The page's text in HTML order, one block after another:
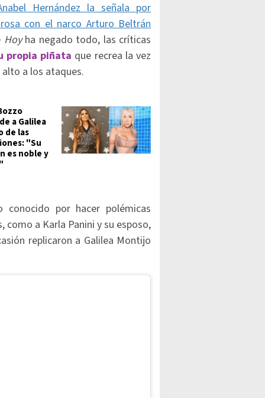
Hernández la señala por
con el narco Arturo Beltrán
Hoyha negado todo, las críticas
propia piñata que recrea la vez
a los ataques.
a Galilea
de las
"Su
es noble y
por hacer polémicas
como a Karla Panini y su esposo,
replicaron a Galilea Montijo